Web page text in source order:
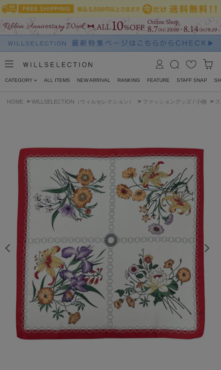
CATEGORY ALL ITEMS NEW ARRIVAL RANKING FEATURE STAFF SNAP
HOME > WILLSELECTION（ウィルセレクション） > ファッショングッズ / 小物 >